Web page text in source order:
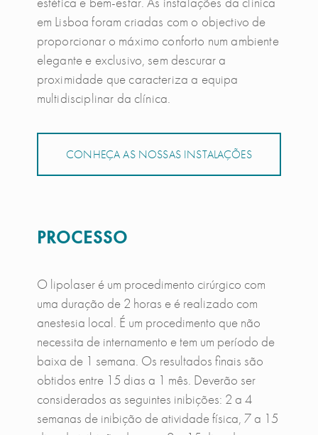
em Lisboa foram criadas com o objectivo de
proporcionar o máximo conforto num ambiente
elegante e exclusivo, sem descurar a
proximidade que caracteriza a equipa
multidisciplinar da clínica.
CONHEÇA AS NOSSAS INSTALAÇÕES
PROCESSO
O lipolaser é um procedimento cirúrgico com
uma duração de 2 horas e é realizado com
anestesia local. É um procedimento que não
necessita de internamento e tem um período de
baixa de 1 semana. Os resultados finais são
obtidos entre 15 dias a 1 mês. Deverão ser
considerados as seguintes inibições: 2 a 4
semanas de inibição de atividade física, 7 a 15